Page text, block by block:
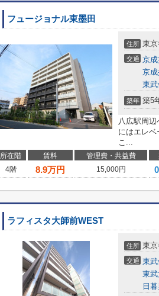
フュージョナル東墨田
住所 東
交通 京
京
東
築年 築5
八広駅周
にはエレ
こ...
所在階 賃料 管理費・共益費
4階
8.9万円 15,000円
ラフィスタ大師前WEST
住所 東
交通 東
東
日